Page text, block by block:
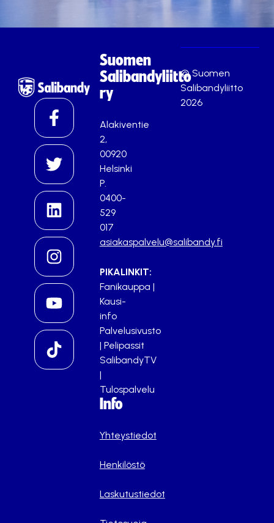
Suomen
Salibandyliitto
ry
Alakiventie
2,
00920
Helsinki
P.
0400-
529
017
asiakaspalvelu@salibandy.fi
PIKALINKIT:
Fanikauppa |
Kausi-
info
Palvelusivusto
| Pelipassit
SalibandyTV
|
Tulospalvelu
Info
Yhteystiedot
Henkilöstö
Laskutustiedot
© Suomen
Salibandyliitto
2026